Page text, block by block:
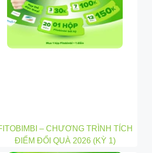
– CHƯƠNG TRÌNH TÍCH
ĐIỂM ĐỔI QUÀ 2026 (KỲ 1)